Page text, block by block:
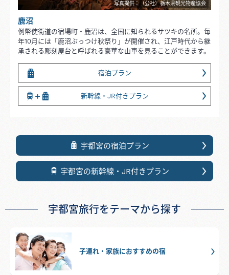
写真提供：（公社）栃木県観光物産協会
鹿沼
例幣使街道の宿場町・鹿沼は、全国に知られるサツキの名所。毎
年10月には「鹿沼ぶっつけ秋祭り」が開催され、江戸時代から継
承される彫刻屋台と呼ばれる豪華な山車を見ることができます。
宿泊プラン
新幹線・JR付きプラン
宇都宮の宿泊プラン
宇都宮の新幹線・JR付きプラン
宇都宮旅行をテーマから探す
子連れ・家族におすすめの宿